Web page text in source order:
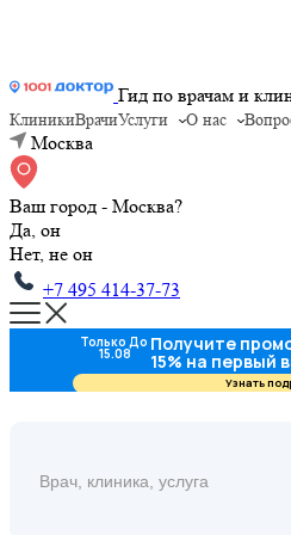
Гид по врачам и
КлиникиВрачиУслуги О нас
Москва
Ваш город - Москва?
Да, он
Нет, не он
+7 495 414-37-73
Только До
15.08 Получите
15% на первый
стоматологию
Узнать